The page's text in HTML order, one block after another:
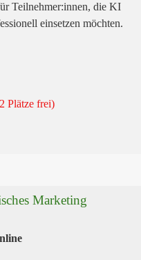
Teilnehmer:innen, die KI
einsetzen möchten.
Plätze frei)
Marketing